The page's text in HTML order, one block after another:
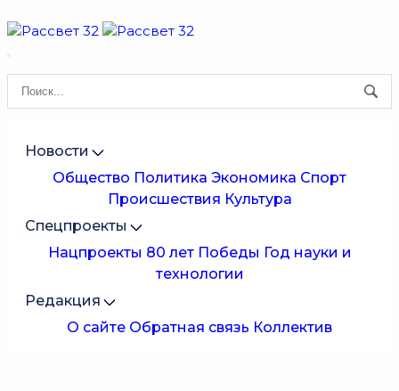
Новости
Общество Политика Экономика Спорт
Происшествия Культура
Спецпроекты
Нацпроекты 80 лет Победы Год науки и
технологии
Редакция
О сайте Обратная связь Коллектив